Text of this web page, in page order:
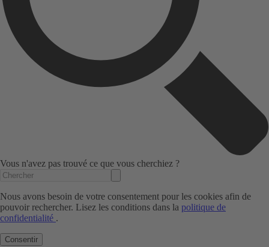
Vous n'avez pas trouvé ce que vous cherchiez ?
Nous avons besoin de votre consentement pour les cookies afin de
pouvoir rechercher. Lisez les conditions dans la politique de
confidentialité .
Consentir